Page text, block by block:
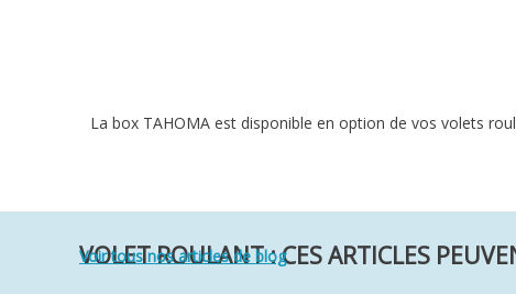
La box TAHOMA est disponible en option de vos volets
VOLET ROULANT : CES ARTICLES
Voir tous nos articles de blog